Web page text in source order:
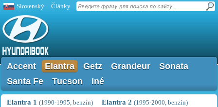
Slovenský Články
Accent Elantra Getz Grandeur
Sonata
Santa Fe
Tucson Iné
Elantra 1 (1990-1995, benzín) Elantra 2 (1995-2000, benzín)